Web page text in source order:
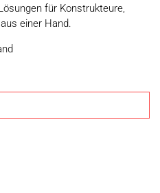
für Konstrukteure,
einer Hand.